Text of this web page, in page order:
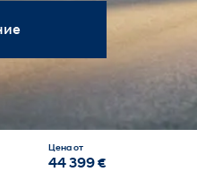
Цена от
44 399 €